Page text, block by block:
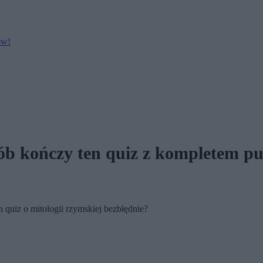
kończy ten quiz z kompletem
o mitologii rzymskiej bezbłędnie?